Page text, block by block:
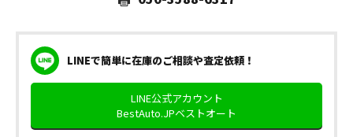
LINEで簡単に在庫のご相談や査定依頼！
LINE公式アカウント
BestAuto.JPベストオート